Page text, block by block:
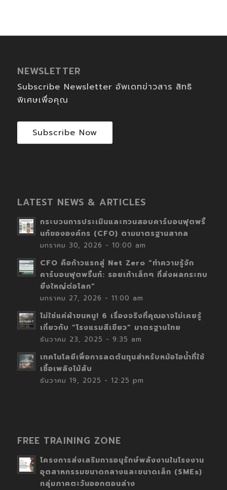
NEWSLETTER
Subscribe Newsletter อัพเดทข่าวสาร สิทธิ
พิเศษเพื่อคุณ
Subscribe Now
LATEST NEWS & ARTICLES
กระบวนการประเมินและทวนสอบคาร์บอนฟุตพริ้
นท์ขององค์กร (CFO) ตามมาตรฐานสากล
มกราคม 30, 2026 - 10:00 am
CFO คือก้าวแรกสู่ Net Zero “ทำความรู้จัก
คาร์บอนฟุตพริ้นท์: รอยเท้าเล็กๆ ที่ส่งผลกระทบ
ยิ่งใหญ่ต่อโลก”
มกราคม 27, 2026 - 11:00 am
ไม่ใช่แค่ผ้าขนหนู! 6 เรื่องจริงที่คุณอาจไม่เคยรู้
เกี่ยวกับ “โรงแรมสีเขียว” มาตรฐานไทย
ธันวาคม 23, 2025 - 9:35 am
เทคโนโลยีเพื่อการลดต้นทุนสำหรับหม้อไอน้ำที่ใช้
เชื้อเพลิงไม้สับ
ธันวาคม 19, 2025 - 12:25 pm
FREE TRAINING ZONE
โครงการส่งเสริมการอนุรักษ์พลังงานในโรงงาน
อุตสาหกรรมขนาดกลางและขนาดเล็ก (SMEs)
กลุ่มภาคตะวันออกตอนล่าง